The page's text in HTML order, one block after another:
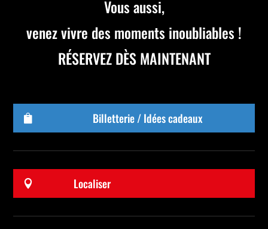
Vous aussi,
venez vivre des moments inoubliables !
RÉSERVEZ DÈS MAINTENANT
 Billetterie / Idées cadeaux
 Localiser